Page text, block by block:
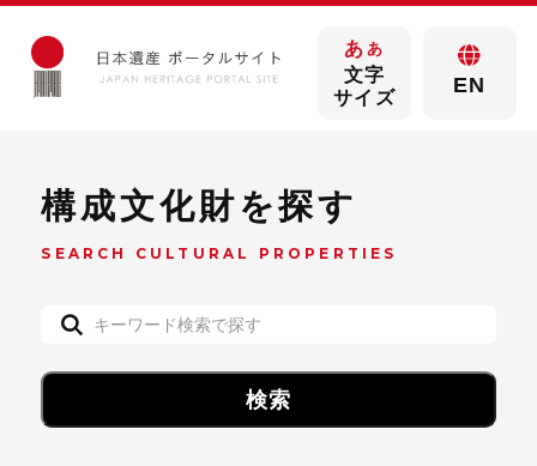
あ あ
文字
サイズ
EN
構成文化財を探す
SEARCH CULTURAL PROPERTIES